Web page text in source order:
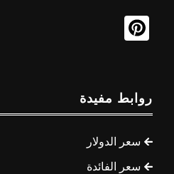
روابط مفيدة
سعر الدولار
سعر الفائدة